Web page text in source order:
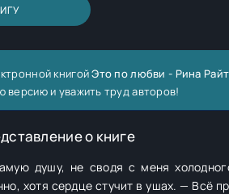
книгойЭто по любви - Рина Райт
и уважить труд авторов!
о книге
душу, не сводя с меня
хотя сердце стучит в ушах. — Всё